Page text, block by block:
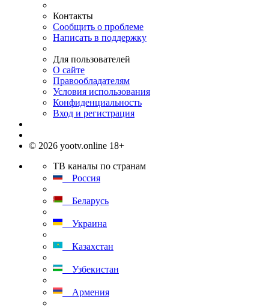
Контакты
Сообщить о проблеме
Написать в поддержку
Для пользователей
О сайте
Правообладателям
Условия использования
Конфиденциальность
Вход и регистрация
© 2026 yootv.online 18+
ТВ каналы по странам
Россия
Беларусь
Украина
Казахстан
Узбекистан
Армения